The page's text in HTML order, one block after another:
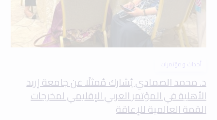
أحداث ومؤتمرات
د. محمد الصمادي يُشارك مُمثلًا عن جامعة إربد
الأهلية في المؤتمر العربي الإقليمي لمخرجات
القمة العالمية للإعاقة